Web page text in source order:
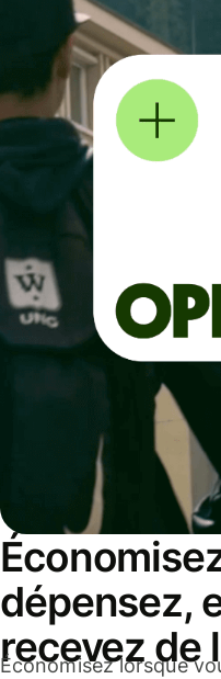
dépensez,
recevez de
Économisez lorsque